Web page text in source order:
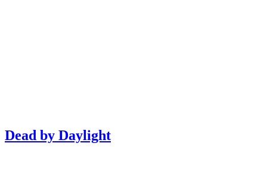
Dead by Daylight